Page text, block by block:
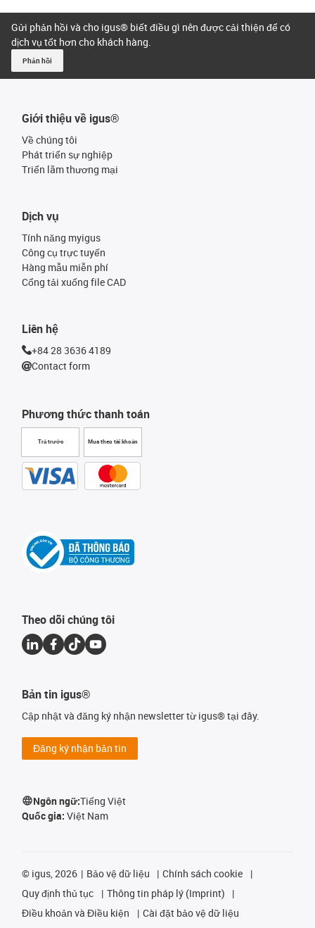
Gửi phản hồi và cho igus® biết điều gì nên được cải thiện để có
dịch vụ tốt hơn cho khách hàng.
Phản hồi
Giới thiệu về igus®
Về chúng tôi
Phát triển sự nghiệp
Triển lãm thương mại
Phương thức thanh toán
Trả trước Mua theo tài khoản
Dịch vụ
Tính năng myigus
Công cụ trực tuyến
Hàng mẫu miễn phí
Cổng tải xuống file CAD
Liên hệ
+84 28 3636 4189
Contact form
Theo dõi chúng tôi
Bản tin igus®
Cập nhật và đăng ký nhận newsletter từ igus® tại đây.
Đăng ký nhận bản tin
Ngôn ngữ:Tiếng Việt
Quốc gia: Việt Nam
© igus, 2026 Bảo vệ dữ liệu
Chính sách cookie
Quy định thủ tục
Thông tin pháp lý (Imprint)
Điều khoản và Điều kiện
Cài đặt bảo vệ dữ liệu